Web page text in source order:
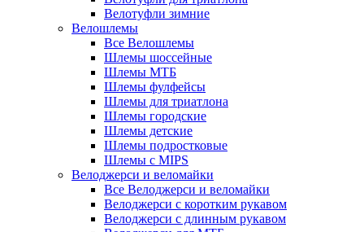
Велотуфли зимние
Велошлемы
Все Велошлемы
Шлемы шоссейные
Шлемы МТБ
Шлемы фулфейсы
Шлемы для триатлона
Шлемы городские
Шлемы детские
Шлемы подростковые
Шлемы с MIPS
Велоджерси и веломайки
Все Велоджерси и веломайки
Велоджерси с коротким рукавом
Велоджерси с длинным рукавом